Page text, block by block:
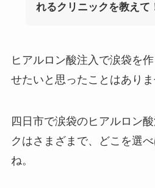
れるクリニックを教えて
ヒアルロン酸注入で涙袋を
せたいと思ったことはありま
四日市で涙袋のヒアルロン
クはさまざまで、どこを選
ね。